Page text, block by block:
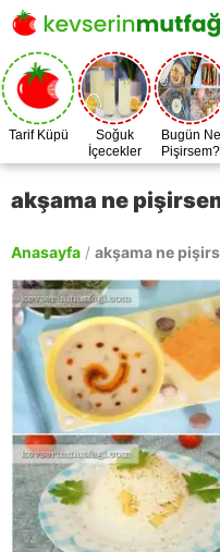
Tarif Küpü
Soğuk
İçecekler
Bugün Ne
Pişirsem?
akşama ne
Anasayfa / akşama ne